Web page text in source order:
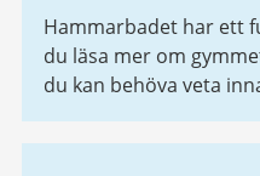
Hammarbadet har ett
du läsa mer om
du kan behöva veta